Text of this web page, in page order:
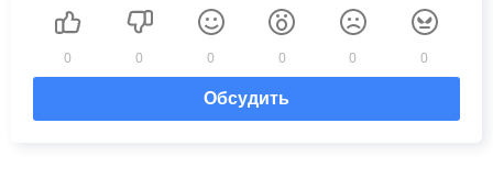
0 0 0 0 0 0
Обсудить